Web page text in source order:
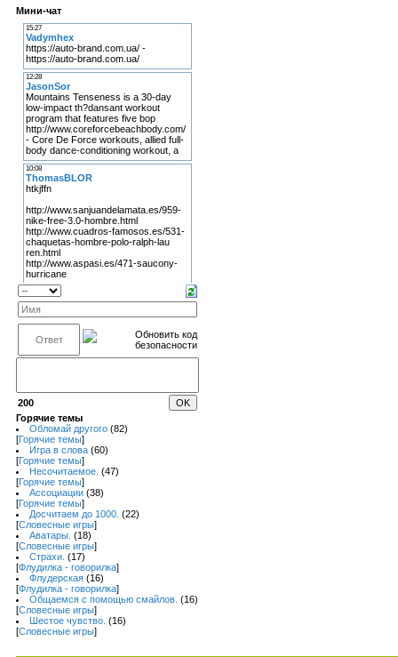
Мини-чат
200
Горячие темы
Обломай другого (82)
[Горячие темы]
Игра в слова (60)
[Горячие темы]
Несочитаемое. (47)
[Горячие темы]
Ассоциации (38)
[Горячие темы]
Досчитаем до 1000. (22)
[Словесные игры]
Аватары. (18)
[Словесные игры]
Страхи. (17)
[Флудилка - говорилка]
Флудерская (16)
[Флудилка - говорилка]
Общаемся с помощью смайлов. (16)
[Словесные игры]
Шестое чувство. (16)
[Словесные игры]